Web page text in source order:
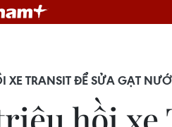
XE TRANSIT ĐỂ SỬA GẠT